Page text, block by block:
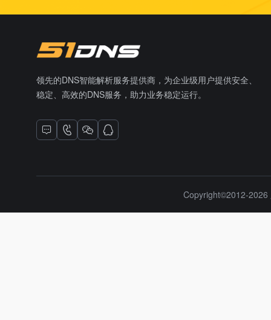
领先的DNS智能解析服务提供商，为企业级用户提供安全、
稳定、高效的DNS服务，助力业务稳定运行。
Copyright©2012-2026